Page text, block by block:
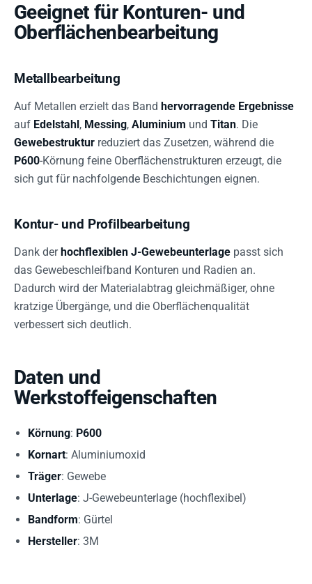
Geeignet für Konturen- und
Oberflächenbearbeitung
Metallbearbeitung
Auf Metallen erzielt das Band hervorragende Ergebnisse
auf Edelstahl, Messing, Aluminium und Titan. Die
Gewebestruktur reduziert das Zusetzen, während die
P600-Körnung feine Oberflächenstrukturen erzeugt, die
sich gut für nachfolgende Beschichtungen eignen.
Kontur- und Profilbearbeitung
Dank derhochflexiblen J-Gewebeunterlage passt sich
das Gewebeschleifband Konturen und Radien an.
Dadurch wird der Materialabtrag gleichmäßiger, ohne
kratzige Übergänge, und die Oberflächenqualität
verbessert sich deutlich.
Daten und
Werkstoffeigenschaften
Körnung: P600
Kornart: Aluminiumoxid
Träger: Gewebe
Unterlage: J-Gewebeunterlage (hochflexibel)
Bandform: Gürtel
Hersteller: 3M